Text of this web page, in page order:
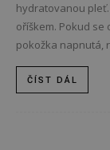
hydratovanou
oříškem. Pokud se
pokožka napnutá,
ČÍST DÁL